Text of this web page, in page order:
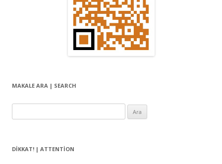
MAKALE ARA | SEARCH
DIKKAT! | ATTENTION